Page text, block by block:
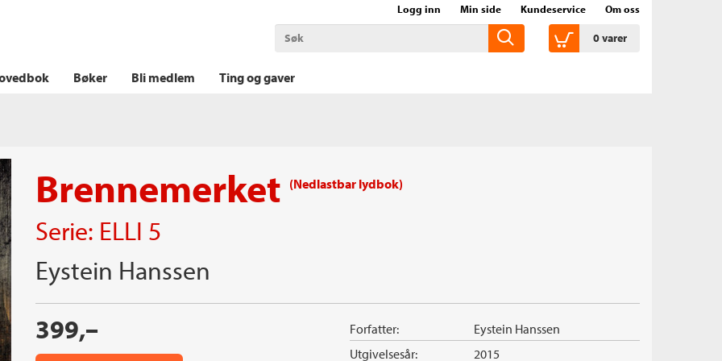
Logg inn Min side Kundeservice Om oss
0varer
Bøker Bli medlem Ting og gaver
Brennemerket (Nedlastbar lydbok)
Serie: ELLI 5
Eystein Hanssen
399,–
Forfatter: Eystein Hanssen
Utgivelsesår: 2015